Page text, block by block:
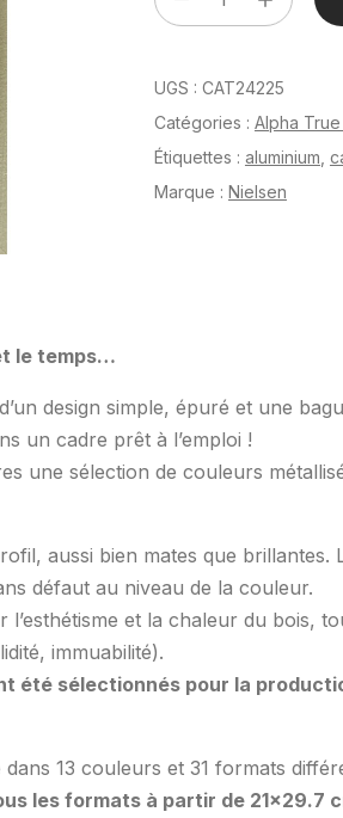
de
True
Color
Acier
brossé
UGS : CAT24225
Catégories : Alpha
Étiquettes : aluminium
Marque : Nielsen
le temps…
design simple, épuré et une
un cadre prêt à l’emploi !
une sélection de couleurs
aussi bien mates que brillantes.
défaut au niveau de la couleur.
et la chaleur du bois,
immuabilité).
été sélectionnés pour la
13 couleurs et 31 formats
les formats à partir de 21×29.7